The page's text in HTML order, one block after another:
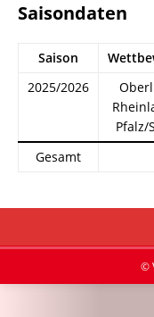
Saisondaten
Saison
2025/2026
Pfalz/
Gesamt
©